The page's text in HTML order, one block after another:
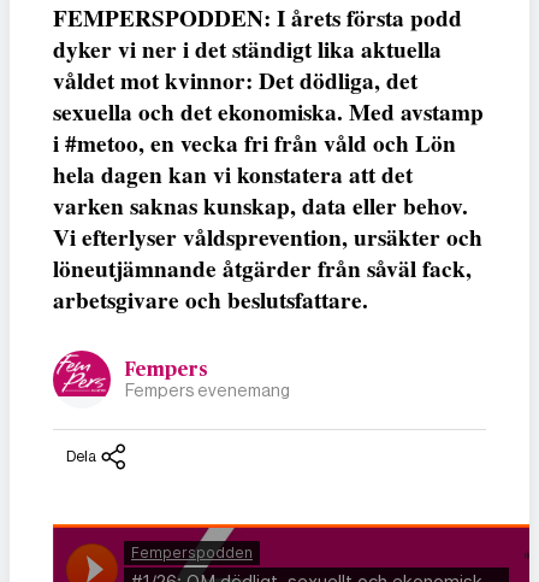
FEMPERSPODDEN: I årets första podd
dyker vi ner i det ständigt lika aktuella
våldet mot kvinnor: Det dödliga, det
sexuella och det ekonomiska. Med avstamp
i #metoo, en vecka fri från våld och Lön
hela dagen kan vi konstatera att det
varken saknas kunskap, data eller behov.
Vi efterlyser våldsprevention, ursäkter och
löneutjämnande åtgärder från såväl fack,
arbetsgivare och beslutsfattare.
Fempers
Fempers evenemang
Dela